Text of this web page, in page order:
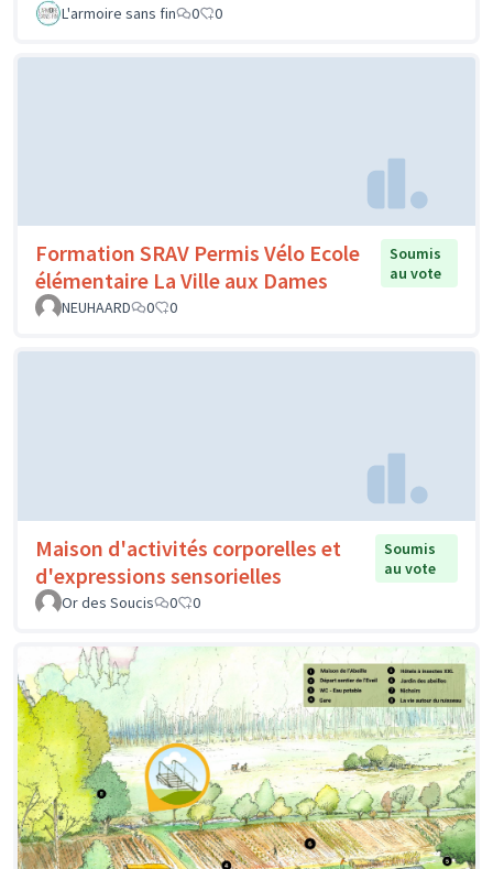
L'armoire sans fin 0 0
Formation SRAV Permis Vélo Ecole
élémentaire La Ville aux Dames
Soumis
au vote
NEUHAARD
0 0
Maison d'activités corporelles et
d'expressions sensorielles
Soumis
au vote
Or des Soucis
0 0